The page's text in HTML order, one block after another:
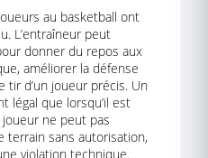
au basketball ont
L’entraîneur peut
donner du repos aux
améliorer la défense
tir d’un joueur précis. Un
légal que lorsqu’il est
joueur ne peut pas
sans autorisation,
violation technique.